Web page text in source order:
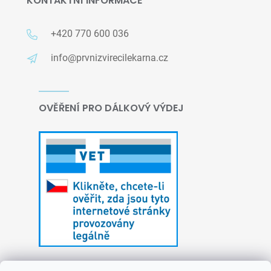
+420 770 600 036
info@prvnizvirecilekarna.cz
OVĚŘENÍ PRO DÁLKOVÝ VÝDEJ